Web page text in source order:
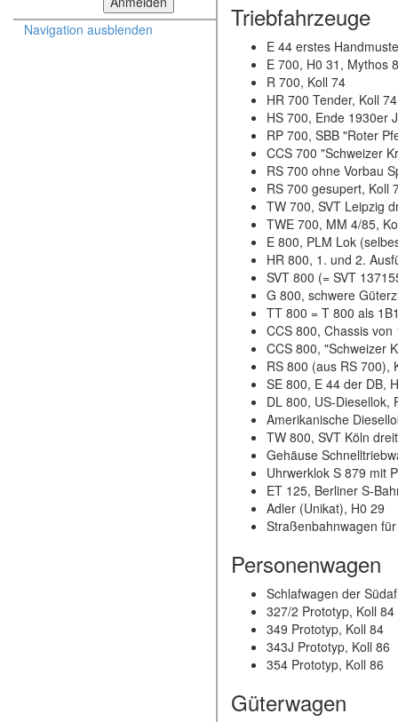
Navigation ausblenden Triebfahrzeuge
E 44 erstes
E 700, H0 31, Mythos
R 700, Koll 74
HR 700 Tender, Koll 74
HS 700, Ende 1930er
RP 700, SBB "Roter
CCS 700 "Schweizer
RS 700 ohne Vorbau
RS 700 gesupert, Koll
TW 700, SVT Leipzig
TWE 700, MM 4/85,
E 800, PLM Lok
HR 800, 1. und 2.
SVT 800 (= SVT
G 800, schwere
TT 800 = T 800 als
CCS 800, Chassis
CCS 800, "Schweizer
RS 800 (aus RS 700),
SE 800, E 44 der DB,
DL 800, US-Diesellok,
Amerikanische
TW 800, SVT Köln
Gehäuse
Uhrwerklok S 879 mit
ET 125, Berliner S-
Adler (Unikat), H0 29
Straßenbahnwagen
Personenwagen
Schlafwagen der
327/2 Prototyp, Koll 84
349 Prototyp, Koll 84
343J Prototyp, Koll 86
354 Prototyp, Koll 86
Güterwagen